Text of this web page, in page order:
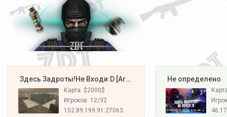
️ Здесь Задроты!Не Входи:D [Army#1]
Карта: $2000$
Игроков: 12/32
152.89.199.91:27063
️ Не определено